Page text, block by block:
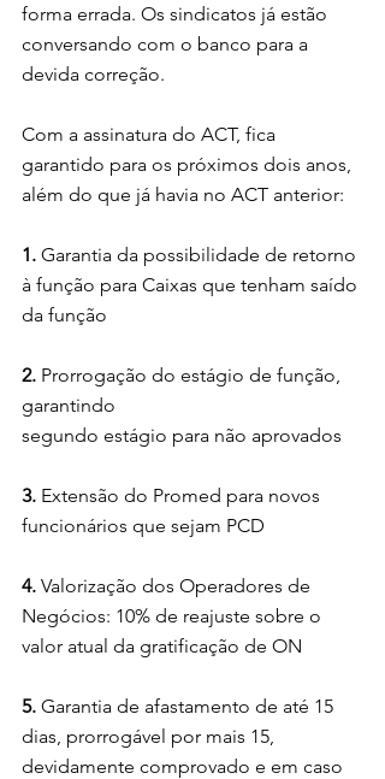
forma errada. Os sindicatos já estão
conversando com o banco para a
devida correção.
Com a assinatura do ACT, fica
garantido para os próximos dois anos,
além do que já havia no ACT anterior:
1. Garantia da possibilidade de retorno
à função para Caixas que tenham saído
da função
2. Prorrogação do estágio de função,
garantindo
segundo estágio para não aprovados
3. Extensão do Promed para novos
funcionários que sejam PCD
4. Valorização dos Operadores de
Negócios: 10% de reajuste sobre o
valor atual da gratificação de ON
5. Garantia de afastamento de até 15
dias, prorrogável por mais 15,
devidamente comprovado e em caso